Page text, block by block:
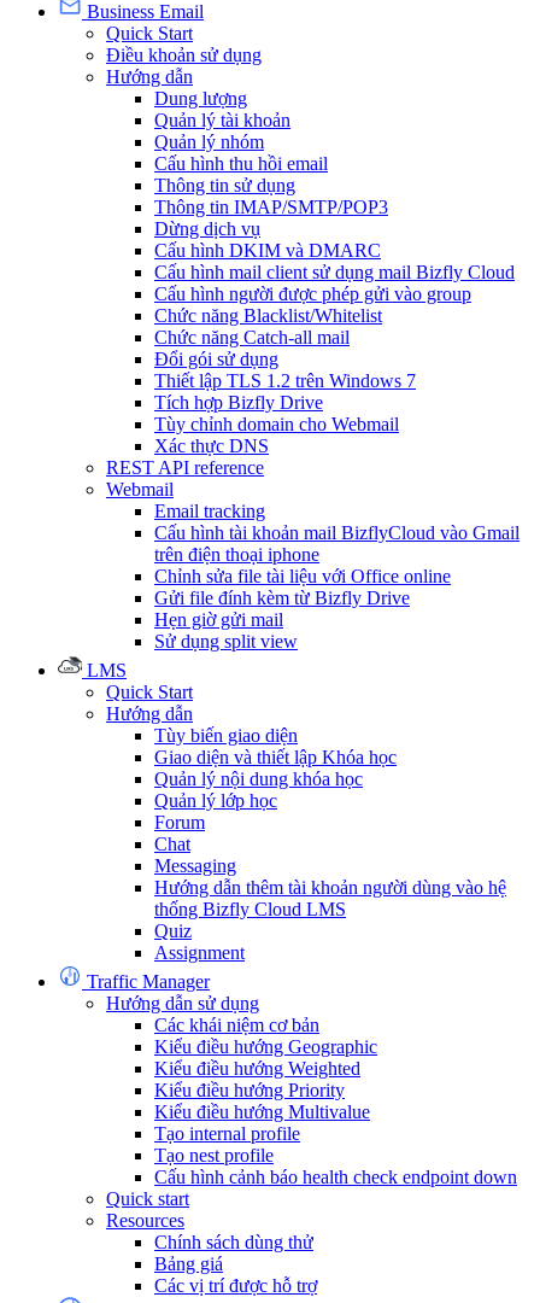
Business Email
Quick Start
Điều khoản sử dụng
Hướng dẫn
Dung lượng
Quản lý tài khoản
Quản lý nhóm
Cấu hình thu hồi email
Thông tin sử dụng
Thông tin IMAP/SMTP/POP3
Dừng dịch vụ
Cấu hình DKIM và DMARC
Cấu hình mail client sử dụng mail Bizfly Cloud
Cấu hình người được phép gửi vào group
Chức năng Blacklist/Whitelist
Chức năng Catch-all mail
Đổi gói sử dụng
Thiết lập TLS 1.2 trên Windows 7
Tích hợp Bizfly Drive
Tùy chỉnh domain cho Webmail
Xác thực DNS
REST API reference
Webmail
Email tracking
Cấu hình tài khoản mail BizflyCloud vào Gmail
trên điện thoại iphone
Chỉnh sửa file tài liệu với Office online
Gửi file đính kèm từ Bizfly Drive
Hẹn giờ gửi mail
Sử dụng split view
LMS
Quick Start
Hướng dẫn
Tùy biến giao diện
Giao diện và thiết lập Khóa học
Quản lý nội dung khóa học
Quản lý lớp học
Forum
Chat
Messaging
Hướng dẫn thêm tài khoản người dùng vào hệ
thống Bizfly Cloud LMS
Quiz
Assignment
Traffic Manager
Hướng dẫn sử dụng
Các khái niệm cơ bản
Kiểu điều hướng Geographic
Kiểu điều hướng Weighted
Kiểu điều hướng Priority
Kiểu điều hướng Multivalue
Tạo internal profile
Tạo nest profile
Cấu hình cảnh báo health check endpoint down
Quick start
Resources
Chính sách dùng thử
Bảng giá
Các vị trí được hỗ trợ